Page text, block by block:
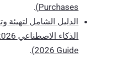
Purchases)
.
الدليل الشامل
2026 Guide)
.